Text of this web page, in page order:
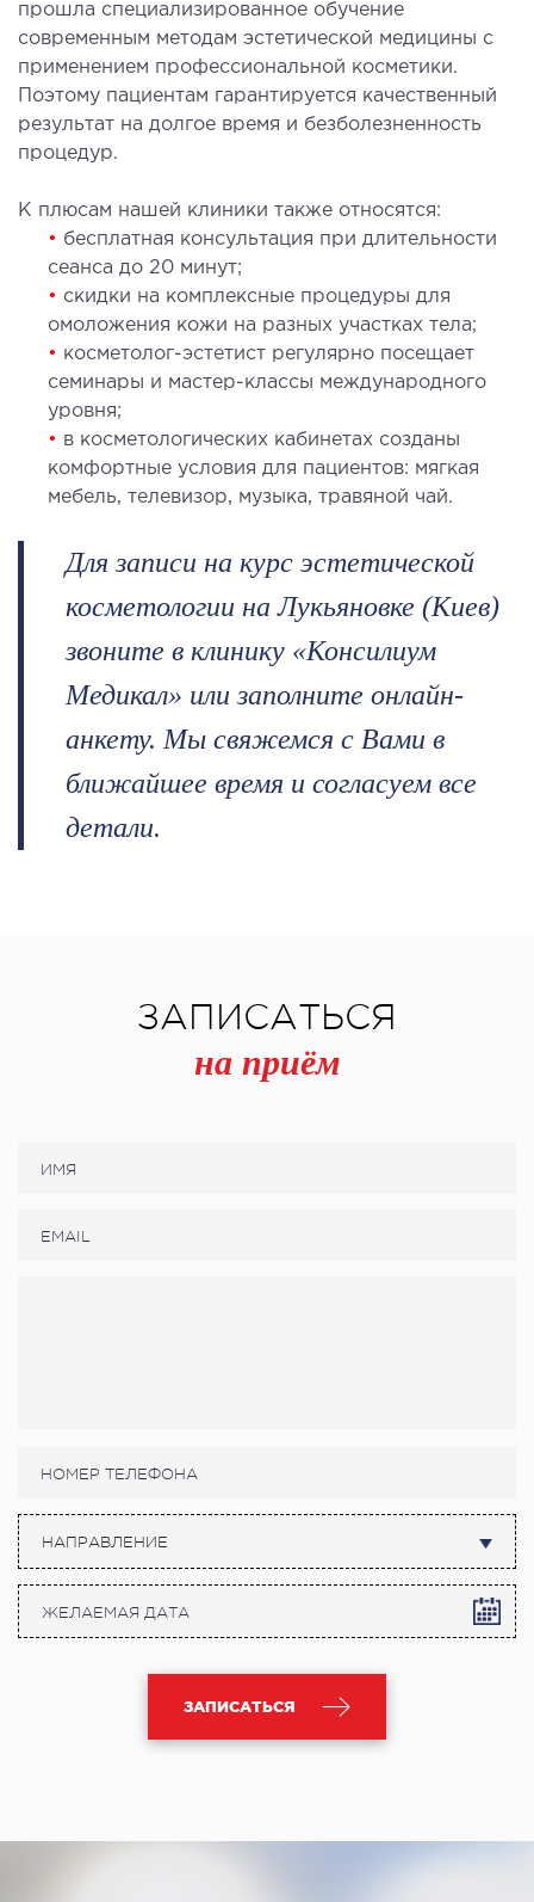
ХИРУРГИЯ
хирургия
И ОРТОПЕДИЯ
опорно-двигательного аппарата
(травматологический пункт)
оперативных вмешательств
И ЭФФЕРЕНТНАЯ
услуги
прошла специализированное обучение
современным методам эстетической медицины с
применением профессиональной косметики.
Поэтому пациентам гарантируется качественный
результат на долгое время и безболезненность
процедур.
К плюсам нашей клиники также относятся:
• бесплатная консультация при длительности
сеанса до 20 минут;
• скидки на комплексные процедуры для
омоложения кожи на разных участках тела;
• косметолог-эстетист регулярно посещает
семинары и мастер-классы международного
уровня;
• в косметологических кабинетах созданы
комфортные условия для пациентов: мягкая
мебель, телевизор, музыка, травяной чай.
Для записи на курс эстетической
косметологии на Лукьяновке (Киев)
звоните в клинику «Консилиум
Медикал» или заполните онлайн-
анкету. Мы свяжемся с Вами в
ближайшее время и согласуем все
детали.
ЗАПИСАТЬСЯ
на приём
НАПРАВЛЕНИЕ
ЗАПИСАТЬСЯ